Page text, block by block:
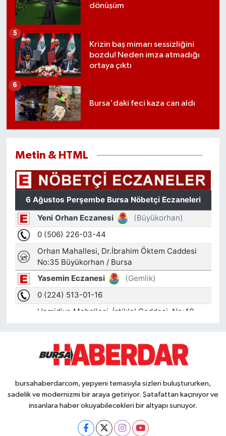
dönüşüm
Krizin baş mimarı sessizliğini
bozdu! Neden imza atmadığı
ortaya çıktı
5
Bursa'daki feci kaza can aldı
6
Metin & HTML
bursahaberdarcom, yepyeni temasıyla sizleri buluştururken,
sadelik ve modernizmi bir araya getiriyor. Şatafattan kaçınıyor ve
insanlara haber okuyabilecekleri bir altyapı sunuyor.